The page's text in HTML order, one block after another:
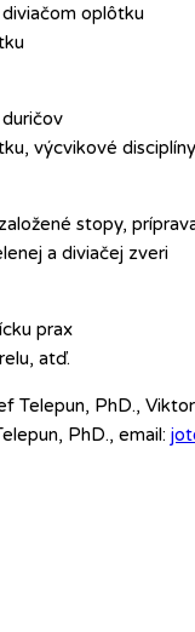
oplôtku
výcvikové
stopy,
a diviačej zveri
prax
atď.
Telepun, PhD.,
PhD., email: